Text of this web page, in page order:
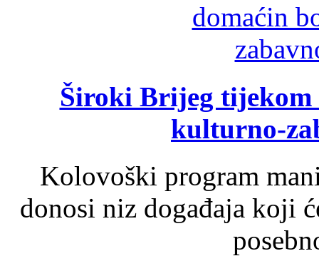
Široki Brijeg tijekom
kulturno-
Kolovoški program
donosi niz događaja koji